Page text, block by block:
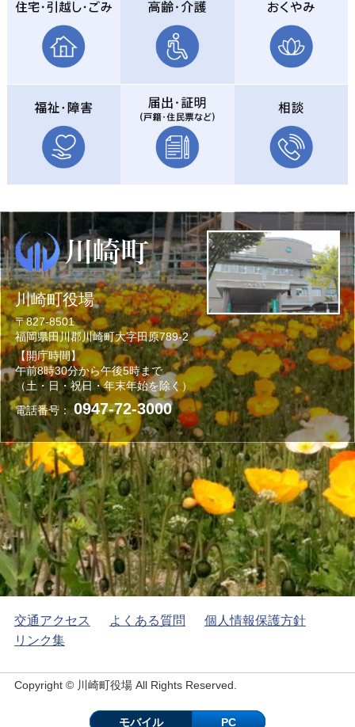
川崎町役場
〒827-8501
福岡県田川郡川崎町大字田原789-2
【開庁時間】
午前8時30分から午後5時まで
（土・日・祝日・年末年始を除く）
電話番号：0947-72-3000
交通アクセス よくある質問
個人情報保護方針
リンク集
Copyright © 川崎町役場 All Rights Reserved.
モバイル PC